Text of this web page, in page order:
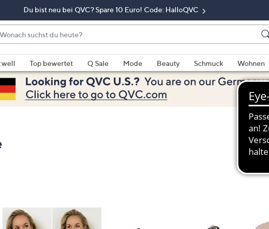
Du bist neu bei QVC? Spare 10 Euro! Code: HalloQVC
Top bewertet Q Sale Mode Beauty Schmuck Wohnen